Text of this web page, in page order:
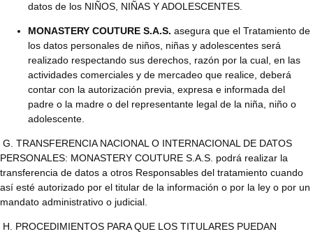
datos de los NIÑOS, NIÑAS Y ADOLESCENTES.
MONASTERY COUTURE S.A.S. asegura que el Tratamiento de
los datos personales de niños, niñas y adolescentes será
realizado respectando sus derechos, razón por la cual, en las
actividades comerciales y de mercadeo que realice, deberá
contar con la autorización previa, expresa e informada del
padre o la madre o del representante legal de la niña, niño o
adolescente.
G. TRANSFERENCIA NACIONAL O INTERNACIONAL DE DATOS
PERSONALES: MONASTERY COUTURE S.A.S. podrá realizar la
transferencia de datos a otros Responsables del tratamiento cuando
así esté autorizado por el titular de la información o por la ley o por un
mandato administrativo o judicial.
H. PROCEDIMIENTOS PARA QUE LOS TITULARES PUEDAN